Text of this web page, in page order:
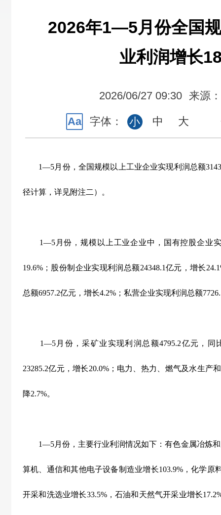
2026年1—5月份全国
业利润增长
2026/06/27 09:30 来源
Aa 字体： 小 中 大
1—5月份，全国规模以上工业企业实现利润总额
径计算，详见附注二）。
1—5月份，规模以上工业企业中，国有控股企业
19.6% ；股份制企业实现利润总额24348.1亿元，增长
总额6957.2亿元，增长4.2% ；私营企业实现利润总额
1—5月份，采矿业实现利润总额4795.2亿元，同
23285.2亿元，增长20.0%；电力、热力、燃气及水生产
降2.7%。
1—5月份，主要行业利润情况如下：有色金属冶炼
算机、通信和其他电子设备制造业增长103.9%，化学原
开采和洗选业增长33.5%，石油和天然气开采业增长